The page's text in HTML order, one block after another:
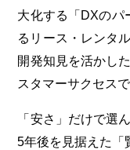
大化する「DXのパ
るリース・レンタ
開発知見を活かし
スタマーサクセス
「安さ」だけで選
5年後を見据えた「